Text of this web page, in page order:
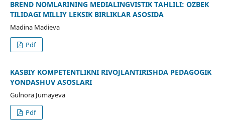
BREND NOMLARINING MEDIALINGVISTIK TAHLILI: OʻZBEK
TILIDAGI MILLIY LEKSIK BIRLIKLAR ASOSIDA
Madina Madieva
Pdf
KASBIY KOMPETENTLIKNI RIVOJLANTIRISHDA PEDAGOGIK
YONDASHUV ASOSLARI
Gulnora Jumayeva
Pdf